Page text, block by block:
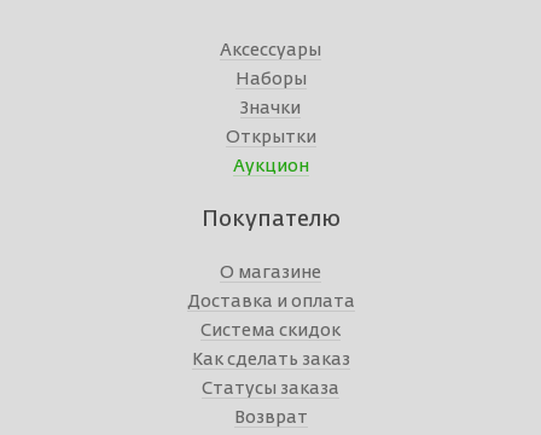
Аксессуары
Наборы
Значки
Открытки
Аукцион
Покупателю
О магазине
Доставка и оплата
Система скидок
Как сделать заказ
Статусы заказа
Возврат